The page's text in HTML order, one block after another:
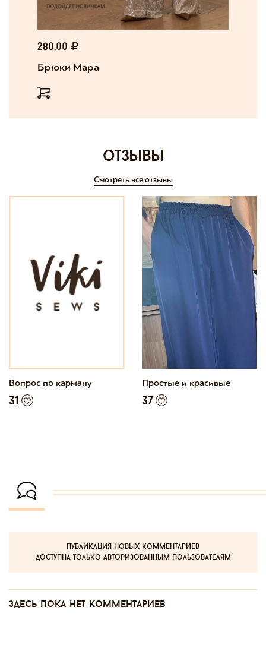
280,00
Брюки Мара
отзывы
Смотреть все отзывы
Вопрос по карману
31
Простые и красивые
37
публикация новых комментариев
доступна только авторизованным пользователям
Здесь пока нет комментариев